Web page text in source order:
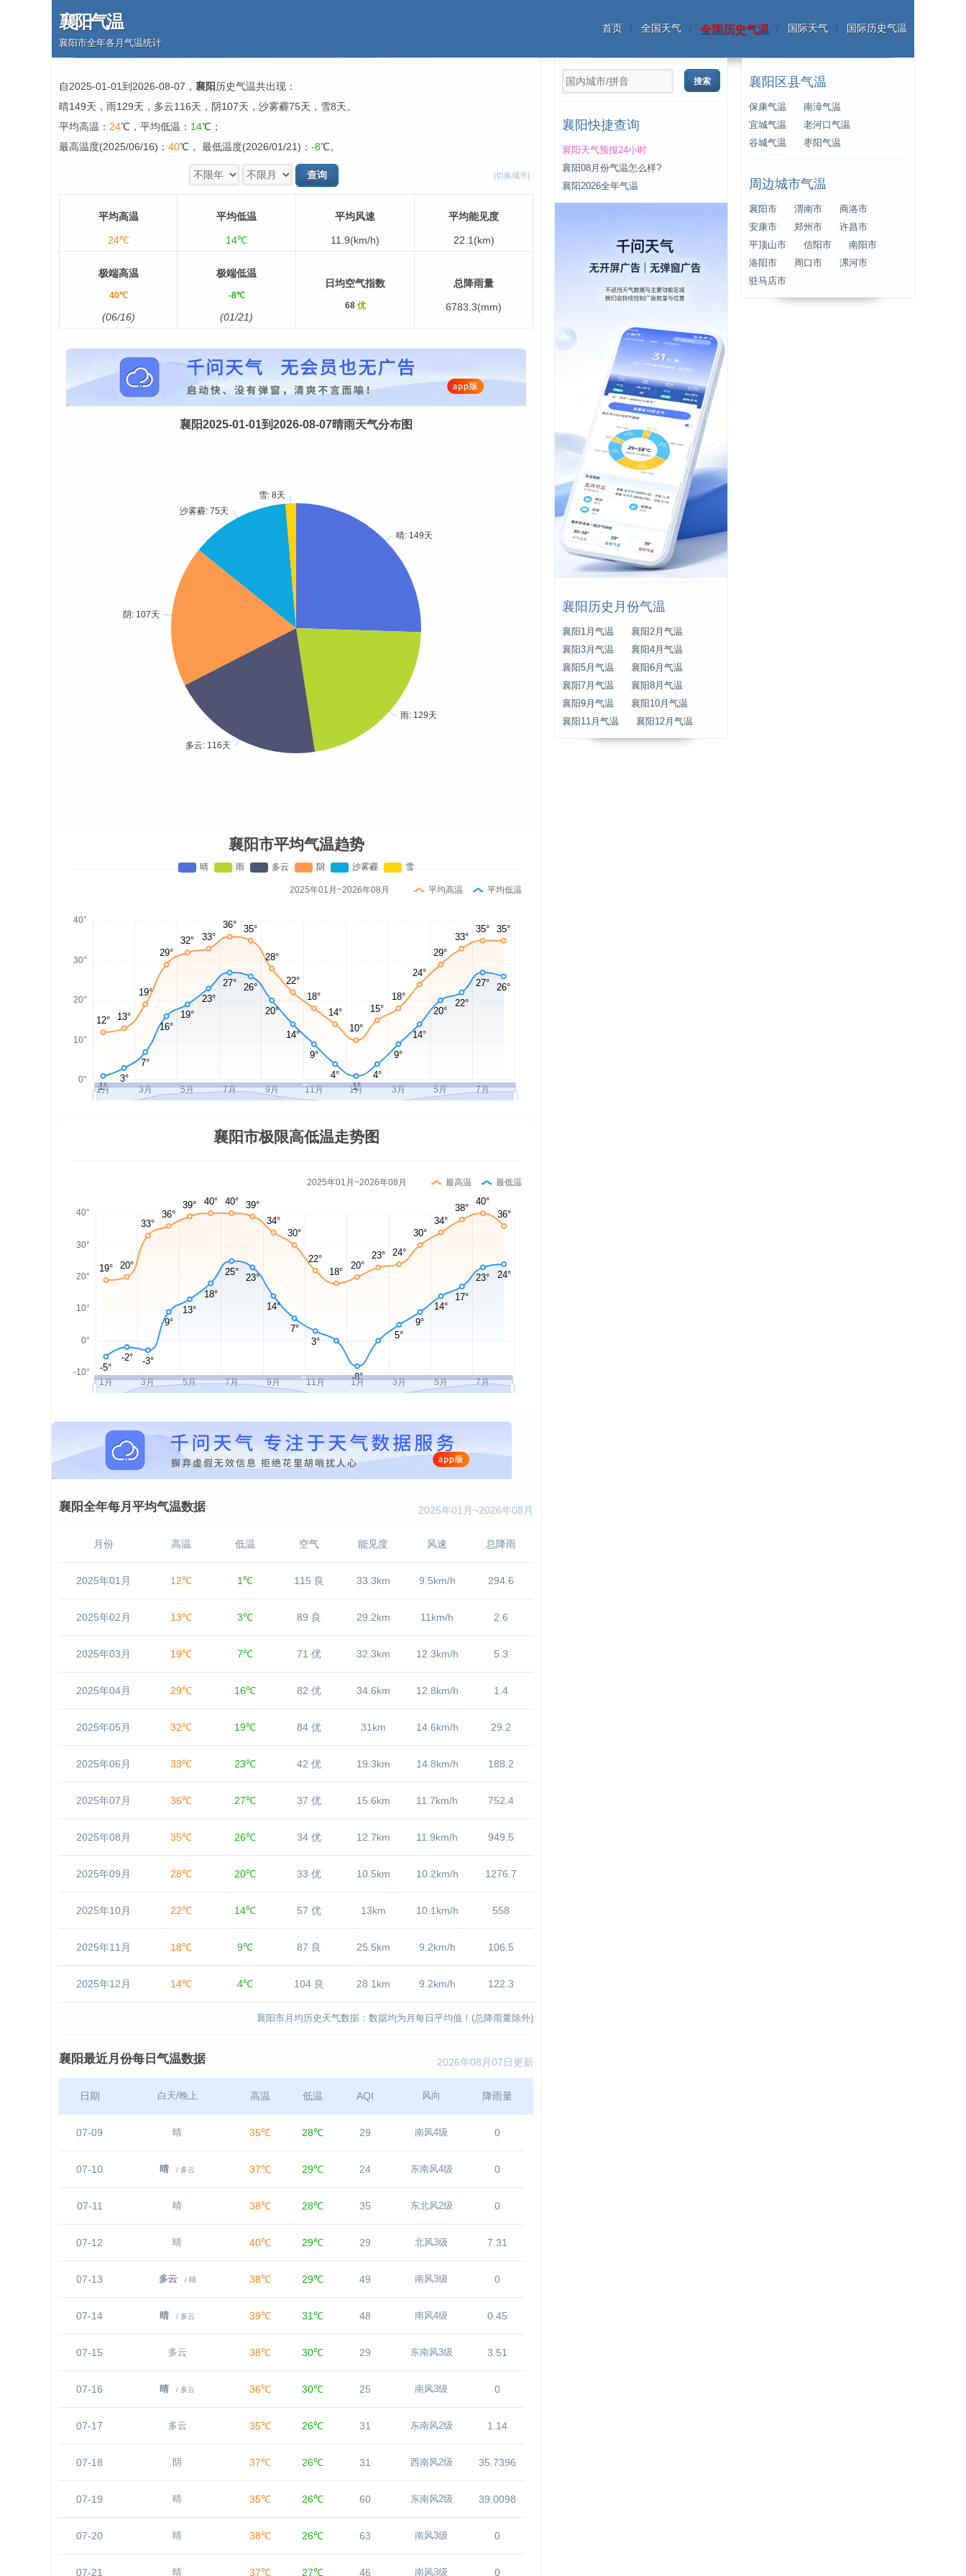
襄阳气温
襄阳市全年各月气温统计
首页 全国天气 全国历史气温 国际天气 国际历史气温
自2025-01-01到2026-08-07， 襄阳 历史气温共出现：
晴149天，雨129天，多云116天，阴107天，沙雾霾75天，雪8天。
平均高温： 24℃，平均低温： 14℃；
最高温度(2025/06/16)： 40℃， 最低温度(2026/01/21)： -8℃。
[切换城市]
平均高温
24℃
平均低温
14℃
平均风速
11.9(km/h)
平均能见度
22.1(km)
极端高温
40℃
(06/16)
极端低温
-8℃
(01/21)
日均空气指数
68 优
总降雨量
6783.3(mm)
襄阳2025-01-01到2026-08-07晴雨天气分布图
襄阳市平均气温趋势
2025年01月~2026年08月 平均高温 平均低温
襄阳市极限高低温走势图
2025年01月~2026年08月 最高温 最低温
2025年01月~2026年08月
襄阳全年每月平均气温数据
月份 高温 低温 空气 能见度 风速 总降雨
2025年01月 12℃ 1℃ 115 良 33.3km 9.5km/h 294.6
2025年02月 13℃ 3℃ 89 良 29.2km 11km/h 2.6
2025年03月 19℃ 7℃ 71 优 32.3km 12.3km/h 5.3
2025年04月 29℃ 16℃ 82 优 34.6km 12.8km/h 1.4
2025年05月 32℃ 19℃ 84 优 31km 14.6km/h 29.2
2025年06月 33℃ 23℃ 42 优 19.3km 14.8km/h 188.2
2025年07月 36℃ 27℃ 37 优 15.6km 11.7km/h 752.4
2025年08月 35℃ 26℃ 34 优 12.7km 11.9km/h 949.5
2025年09月 28℃ 20℃ 33 优 10.5km 10.2km/h 1276.7
2025年10月 22℃ 14℃ 57 优 13km 10.1km/h 558
2025年11月 18℃ 9℃ 87 良 25.5km 9.2km/h 106.5
2025年12月 14℃ 4℃ 104 良 28.1km 9.2km/h 122.3
襄阳市月均历史天气数据：数据均为月每日平均值！(总降雨量除外)
2026年08月07日更新
襄阳最近月份每日气温数据
日期 白天/晚上 高温 低温 AQI 风向 降雨量
07-09 晴 35℃ 28℃ 29 南风4级 0
07-10 晴 / 多云 37℃ 29℃ 24 东南风4级 0
07-11 晴 38℃ 28℃ 35 东北风2级 0
07-12 晴 40℃ 29℃ 29 北风3级 7.31
07-13 多云 / 晴 38℃ 29℃ 49 南风3级 0
07-14 晴 / 多云 39℃ 31℃ 48 南风4级 0.45
07-15 多云 38℃ 30℃ 29 东南风3级 3.51
07-16 晴 / 多云 36℃ 30℃ 25 南风3级 0
07-17 多云 35℃ 26℃ 31 东南风2级 1.14
07-18 阴 37℃ 26℃ 31 西南风2级 35.7396
07-19 晴 35℃ 26℃ 60 东南风2级 39.0098
07-20 晴 38℃ 26℃ 63 南风3级 0
07-21 晴 37℃ 27℃ 46 南风3级 0
襄阳快捷查询
襄阳天气预报24小时
襄阳08月份气温怎么样?
襄阳2026全年气温
襄阳历史月份气温
襄阳1月气温
襄阳2月气温
襄阳3月气温
襄阳4月气温
襄阳5月气温
襄阳6月气温
襄阳7月气温
襄阳8月气温
襄阳9月气温
襄阳10月气温
襄阳11月气温
襄阳12月气温
襄阳区县气温
保康气温
南漳气温
宜城气温
老河口气温
谷城气温
枣阳气温
周边城市气温
襄阳市 渭南市
商洛市
安康市
郑州市
许昌市
平顶山市
信阳市
南阳市
洛阳市
周口市
漯河市
驻马店市